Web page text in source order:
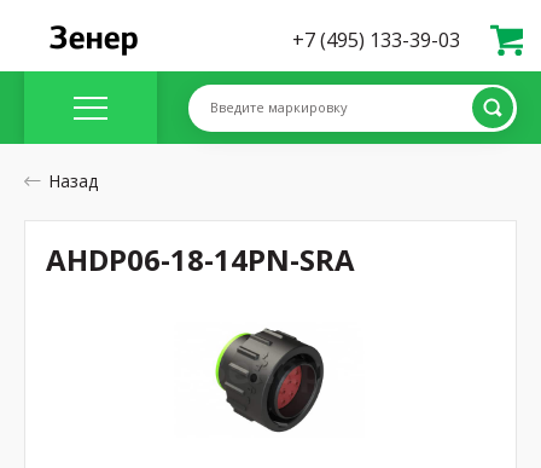
+7 (495) 133-39-03
Введите маркировку
Назад
AHDP06-18-14PN-SRA